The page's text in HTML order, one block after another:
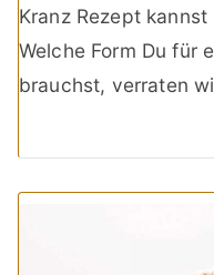
Kranz Rezept
Welche Form Du für
brauchst, verraten